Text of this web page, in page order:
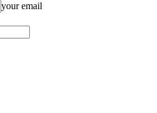
your email